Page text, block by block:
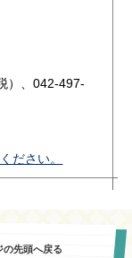
）、042-497-
ださい。
の先頭へ戻る